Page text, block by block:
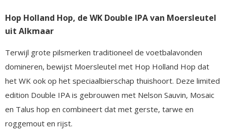
Hop Holland Hop, de WK Double IPA van Moersleutel
uit Alkmaar
Terwijl grote pilsmerken traditioneel de voetbalavonden
domineren, bewijst Moersleutel met Hop Holland Hop dat
het WK ook op het speciaalbierschap thuishoort. Deze limited
edition Double IPA is gebrouwen met Nelson Sauvin, Mosaic
en Talus hop en combineert dat met gerste, tarwe en
roggemout en rijst.